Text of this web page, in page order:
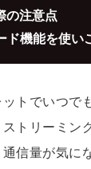
の注意点
機能を使い
トでいつで
トリーミン
信量が気に